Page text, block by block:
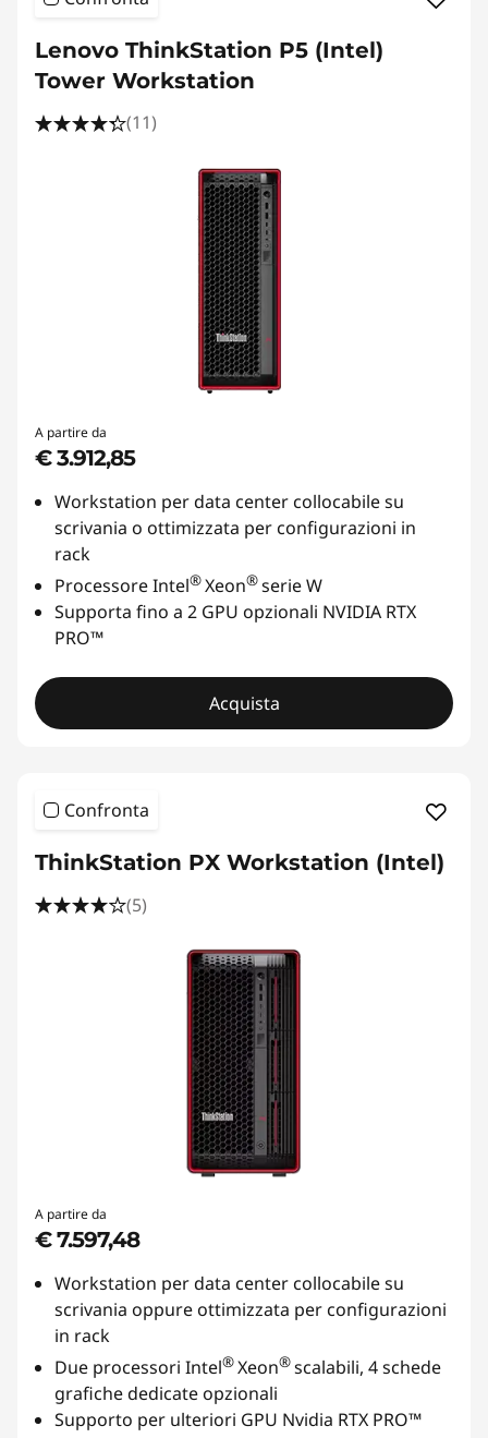
Lenovo ThinkStation P5 (Intel)
Tower Workstation
(11)
A partire da
€ 3.912,85
Workstation per data center collocabile su
scrivania o ottimizzata per configurazioni in
rack
Processore Intel®Xeon®serie W
Supporta fino a 2 GPU opzionali NVIDIA RTX
PRO™
Acquista
Confronta
ThinkStation PX Workstation (Intel)
(5)
A partire da
€ 7.597,48
Workstation per data center collocabile su
scrivania oppure ottimizzata per configurazioni
in rack
Due processori Intel®Xeon®scalabili, 4 schede
grafiche dedicate opzionali
Supporto per ulteriori GPU Nvidia RTX PRO™